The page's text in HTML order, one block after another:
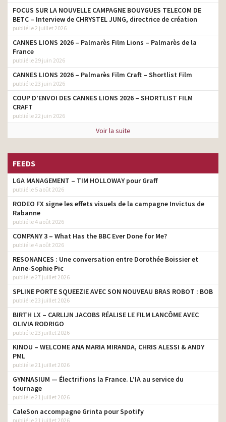
FOCUS SUR LA NOUVELLE CAMPAGNE BOUYGUES TELECOM DE
BETC – Interview de CHRYSTEL JUNG, directrice de création
publié le 2 juillet 2026
CANNES LIONS 2026 – Palmarès Film Lions – Palmarès de la
France
publié le 29 juin 2026
CANNES LIONS 2026 – Palmarès Film Craft – Shortlist Film
publié le 23 juin 2026
COUP D’ENVOI DES CANNES LIONS 2026 – SHORTLIST FILM
CRAFT
publié le 22 juin 2026
Voir la suite
FEEDS
LGA MANAGEMENT – TIM HOLLOWAY pour Graff
publié le 5 août 2026
RODEO FX signe les effets visuels de la campagne Invictus de
Rabanne
publié le 4 août 2026
COMPANY 3 – What Has the BBC Ever Done for Me?
publié le 4 août 2026
RESONANCES : Une conversation entre Dorothée Boissier et
Anne-Sophie Pic
publié le 27 juillet 2026
SPLINE PORTE SQUEEZIE AVEC SON NOUVEAU BRAS ROBOT : BOB
publié le 23 juillet 2026
BIRTH LX – CARLIJN JACOBS RÉALISE LE FILM LANCÔME AVEC
OLIVIA RODRIGO
publié le 23 juillet 2026
KINOU – WELCOME ANA MARIA MIRANDA, CHRIS ALESSI & ANDY
PML
publié le 21 juillet 2026
GYMNASIUM — Électrifions la France. L’IA au service du
tournage
publié le 21 juillet 2026
CaleSon accompagne Grinta pour Spotify
publié le 21 juillet 2026